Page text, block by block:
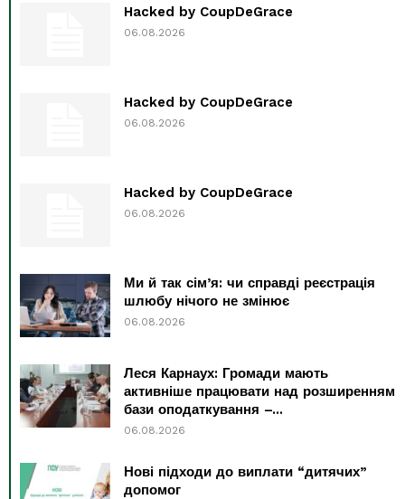
Hacked by CoupDeGrace
06.08.2026
Hacked by CoupDeGrace
06.08.2026
Hacked by CoupDeGrace
06.08.2026
Ми й так сім’я: чи справді реєстрація
шлюбу нічого не змінює
06.08.2026
Леся Карнаух: Громади мають
активніше працювати над розширенням
бази оподаткування –...
06.08.2026
Нові підходи до виплати “дитячих”
допомог